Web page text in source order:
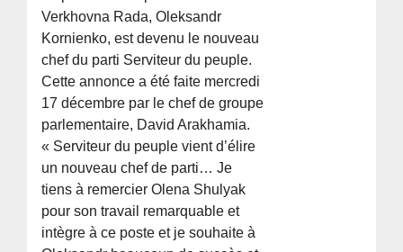
Verkhovna Rada, Oleksandr
Kornienko, est devenu le nouveau
chef du parti Serviteur du peuple.
Cette annonce a été faite mercredi
17 décembre par le chef de groupe
parlementaire, David Arakhamia.
« Serviteur du peuple vient d’élire
un nouveau chef de parti… Je
tiens à remercier Olena Shulyak
pour son travail remarquable et
intègre à ce poste et je souhaite à